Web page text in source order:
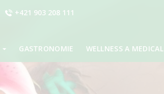
+421 903 208 111
GASTRONOMIE WELLNESS A MEDICAL